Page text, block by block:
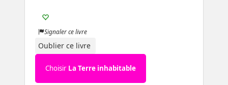
Signaler ce livre
Oublier ce livre
Choisir La Terre inhabitable